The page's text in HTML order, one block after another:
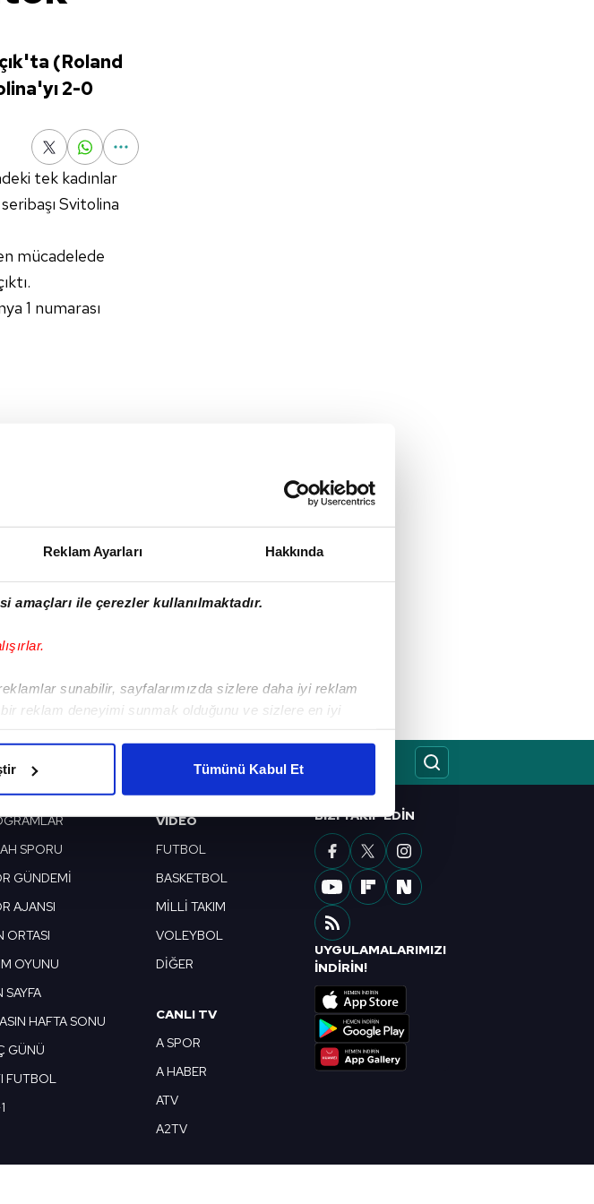
Reklam Ayarları Hakkında
ile çerezler kullanılmaktadır.
sunabilir, sayfalarımızda sizlere daha iyi reklam
reklam deneyimi sunmak olduğunu ve sizlere en iyi
kullanıcılara hedefli reklamlar gösterilmeyecektir."
ve üçüncü kişilere ait çerezler kullanılmaktadır. Bu
olan çerezler bilgi toplumu hizmetlerinin sunulması
ve kişiselleştirilmesi ve sizlere yönelik
açık rızanız dahilinde kullanılacaktır.
Çerezlere ilişkin detaylı bilgi için Ayarlar
Aydınlatma Metnimizi okumak ve sitemizde ilgili
Tümünü Kabul Et
(Roland
2-0
tek kadınlar
Svitolina
mücadelede
1 numarası
Haber
ve Boisson
KÜNYE / İLETIŞIM
SPORU
GÜNDEMİ
AJANSI
ORTASI
OYUNU
SAYFA
HAFTA SONU
GÜNÜ
FUTBOL
VIDEO
FUTBOL
BASKETBOL
MİLLİ TAKIM
VOLEYBOL
DİĞER
CANLI TV
A SPOR
A HABER
ATV
A2TV
BIZI TAKIP EDIN
UYGULAMALARIMIZI
İNDİRİN!